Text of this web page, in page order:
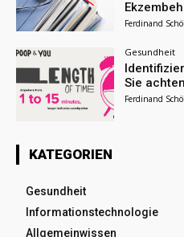
Ferdinand
Gesundheit
Sie
Ferdinand
KATEGORIEN
Gesundheit
Informationstechnologie
Allgemeinwissen